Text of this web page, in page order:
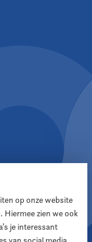
op onze website
Hiermee zien we ook
je interessant